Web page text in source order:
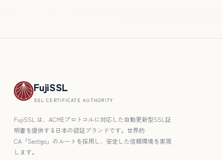
FujiSSL
SSL CERTIFICATE AUTHORITY
FujiSSL は、ACMEプロトコルに対応した自動更新型SSL証
明書を提供する日本の認証ブランドです。世界的
CA「Sectigo」のルートを採用し、安定した信頼環境を実現
します。